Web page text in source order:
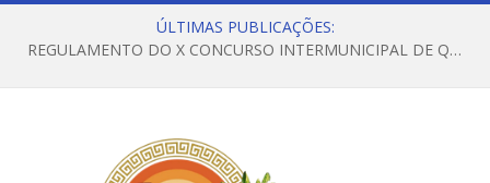
ÚLTIMAS PUBLICAÇÕES:
REGULAMENTO DO X CONCURSO INTERMUNICIPAL DE QUADRILHAS JUNINAS – 2026 – ARRAIÁ DA VENEZA